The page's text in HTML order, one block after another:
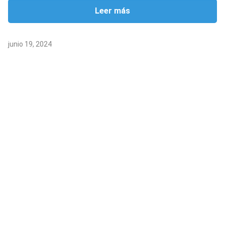
Leer más
junio 19, 2024